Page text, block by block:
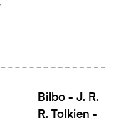
Bilbo - J. R.
R. Tolkien -